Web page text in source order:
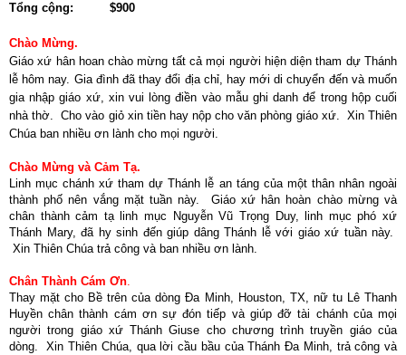
Tổng cộng: $900
Chào Mừng.
Giáo xứ hân hoan chào mừng tất cả mọi người hiện diện tham dự Thánh
lễ hôm nay. Gia đình đã thay đổi địa chỉ, hay mới di chuyển đến và muốn
gia nhập giáo xứ, xin vui lòng điền vào mẫu ghi danh để trong hộp cuối
nhà thờ. Cho vào giỏ xin tiền hay nộp cho văn phòng giáo xứ. Xin Thiên
Chúa ban nhiều ơn lành cho mọi người.
Chào Mừng và Cảm Tạ.
Linh mục chánh xứ tham dự Thánh lễ an táng của một thân nhân ngoài
thành phố nên vắng mặt tuần này. Giáo xứ hân hoàn chào mừng và
chân thành cảm tạ linh mục Nguyễn Vũ Trọng Duy, linh mục phó xứ
Thánh Mary, đã hy sinh đến giúp dâng Thánh lễ với giáo xứ tuần này.
Xin Thiên Chúa trả công và ban nhiều ơn lành.
Chân Thành Cám Ơn.
Thay mặt cho Bề trên của dòng Đa Minh, Houston, TX, nữ tu Lê Thanh
Huyền chân thành cám ơn sự đón tiếp và giúp đỡ tài chánh của mọi
người trong giáo xứ Thánh Giuse cho chương trình truyền giáo của
dòng. Xin Thiên Chúa, qua lời cầu bầu của Thánh Đa Minh, trả công và